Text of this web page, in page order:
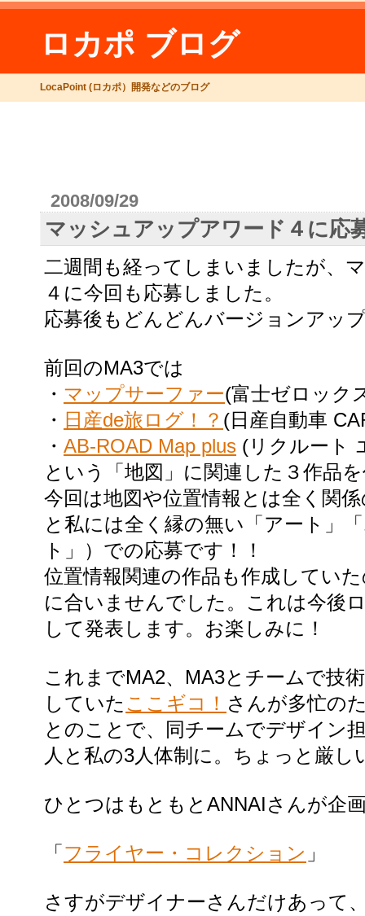
ロカポ ブログ
LocaPoint (ロカポ）開発などのブログ
2008/09/29
マッシュアップアワード４に応
二週間も経ってしまいましたが、
４に今回も応募しました。
応募後もどんどんバージョンアッ
前回のMA3では
・ マップサーファー(富士ゼロック
・ 日産de旅ログ！？ (日産自動車
・ AB-ROAD Map plus (リクルート
という「地図」に関連した３作品
今回は地図や位置情報とは全く関
と私には全く縁の無い「アート」
ト」）での応募です！！
位置情報関連の作品も作成してい
に合いませんでした。これは今後
して発表します。お楽しみに！
これまでMA2、MA3とチームで技
していた ここギコ！ さんが多忙の
とのことで、同チームでデザイン
人と私の3人体制に。ちょっと厳し
ひとつはもともとANNAIさんが企
「 フライヤー・コレクション 」
さすがデザイナーさんだけあって